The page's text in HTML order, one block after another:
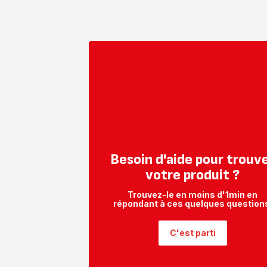
Besoin d'aide pour
votre produit ?
Trouvez-le en moins d'1min en
répondant à ces quelques
C'est parti